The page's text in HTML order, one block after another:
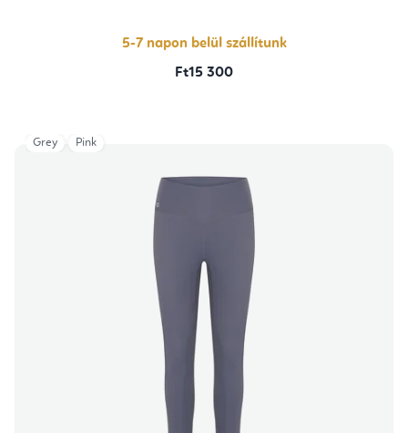
5-7 napon belül szállítunk
Ft15 300
Grey Pink